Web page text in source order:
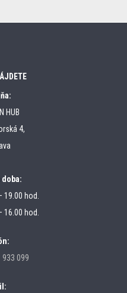
HUB
4,
doba:
19.00 hod.
hod.
933 099